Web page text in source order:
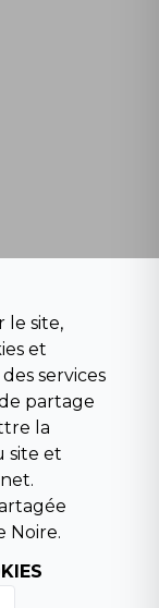
le site,
et
services
partage
la
site et
Noire.